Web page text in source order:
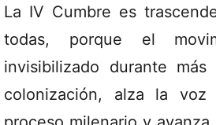
La IV Cumbre es
todas, porque el
invisibilizado durante
colonización, alza la voz